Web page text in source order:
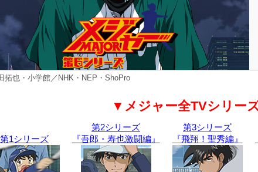
拓也・小学館／NHK・NEP・ShoPro
▼メジャー全TVシリー
第1シリーズ
第2シリーズ
『吾郎・寿也激闘編』
第3シリーズ
『飛翔！聖秀編』